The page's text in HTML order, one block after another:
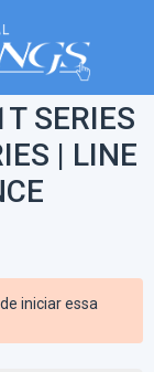
SERIES
| LINE
iniciar essa